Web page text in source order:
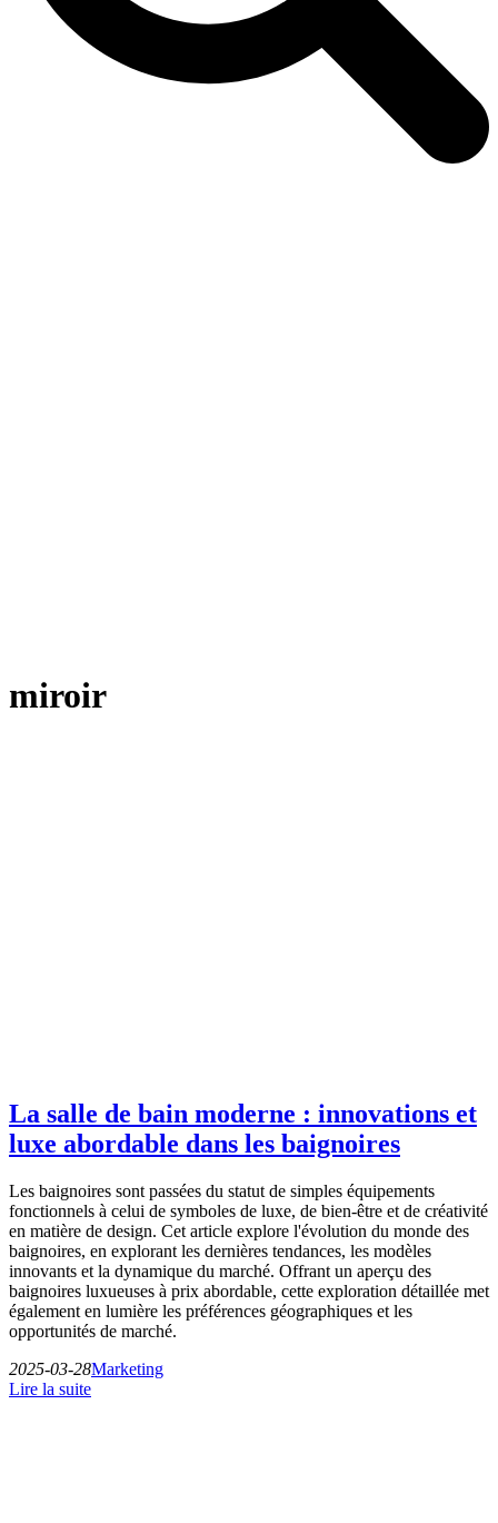
miroir
La salle de bain moderne : innovations et
luxe abordable dans les baignoires
Les baignoires sont passées du statut de simples équipements
fonctionnels à celui de symboles de luxe, de bien-être et de créativité
en matière de design. Cet article explore l'évolution du monde des
baignoires, en explorant les dernières tendances, les modèles
innovants et la dynamique du marché. Offrant un aperçu des
baignoires luxueuses à prix abordable, cette exploration détaillée met
également en lumière les préférences géographiques et les
opportunités de marché.
2025-03-28Marketing
Lire la suite